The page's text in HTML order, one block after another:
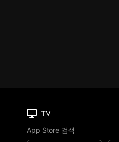
TV
App Store 검색